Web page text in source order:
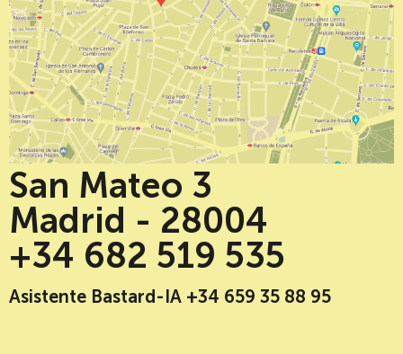
San Mateo 3
Madrid - 28004
+34 682 519 535
Asistente Bastard-IA +34 659 35 88 95